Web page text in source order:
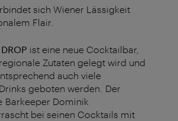
sich Wiener Lässigkeit
Flair.
ist eine neue Cocktailbar,
Zutaten gelegt wird und
auch viele
geboten werden. Der
Barkeeper Dominik
bei seinen Cocktails mit